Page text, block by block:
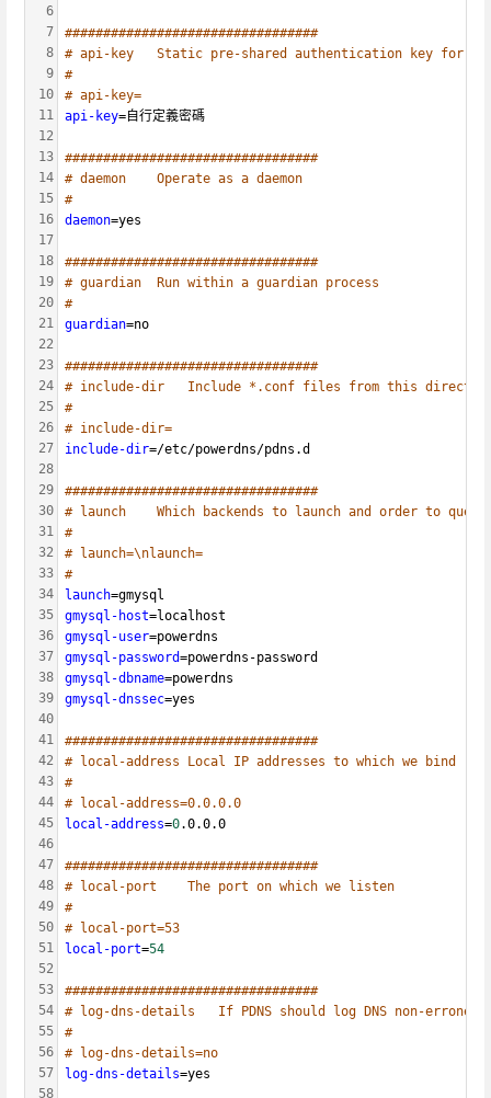
6
7
8
9
10
11
12
13
14
15
16
17
18
19
20
21
22
23
24
25
26
27
28
29
30
31
32
33
34
35
36
37
38
39
40
41
42
43
44
45
46
47
48
49
50
51
52
53
54
55
56
57
58
#################################
# api-key	Static pre-shared authentication key for
#
# api-key=
api-key=自行定義密碼
#################################
# daemon	Operate as a daemon
#
daemon=yes
#################################
# guardian	Run within a guardian process
#
guardian=no
#################################
# include-dir	Include *.conf files from this
#
# include-dir=
include-dir=/etc/powerdns/pdns.d
#################################
# launch	Which backends to launch and order to query
#
# launch=\nlaunch=
#
launch=gmysql
gmysql-host=localhost
gmysql-user=powerdns
gmysql-password=powerdns-password
gmysql-dbname=powerdns
gmysql-dnssec=yes
#################################
# local-address	Local IP addresses to which we bind
#
# local-address=0.0.0.0
local-address=0.0.0.0
#################################
# local-port	The port on which we listen
#
# local-port=53
local-port=54
#################################
# log-dns-details	If PDNS should log DNS non-
#
# log-dns-details=no
log-dns-details=yes